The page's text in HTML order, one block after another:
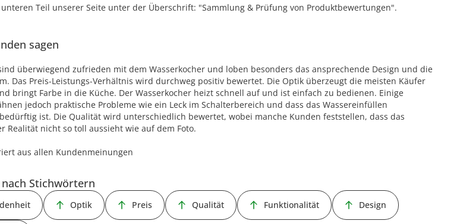
Teil unserer Seite unter der Überschrift: "Sammlung & Prüfung von Produktbewertungen".
sagen
überwiegend zufrieden mit dem Wasserkocher und loben besonders das ansprechende Design und die
Das Preis-Leistungs-Verhältnis wird durchweg positiv bewertet. Die Optik überzeugt die meisten Käufer
bringt Farbe in die Küche. Der Wasserkocher heizt schnell auf und ist einfach zu bedienen. Einige
jedoch praktische Probleme wie ein Leck im Schalterbereich und dass das Wassereinfüllen
ist. Die Qualität wird unterschiedlich bewertet, wobei manche Kunden feststellen, dass das
Realität nicht so toll aussieht wie auf dem Foto.
aus allen Kundenmeinungen
Stichwörtern
Optik Preis Qualität Funktionalität Design